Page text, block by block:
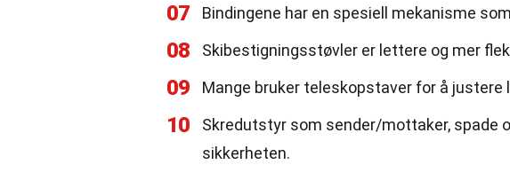
07 Bindingene har en spesiell mekanisme
08 Skibestigningsstøvler er lettere og mer
09 Mange bruker teleskopstaver for å
10
Skredutstyr som sender/mottaker, spade
sikkerheten.